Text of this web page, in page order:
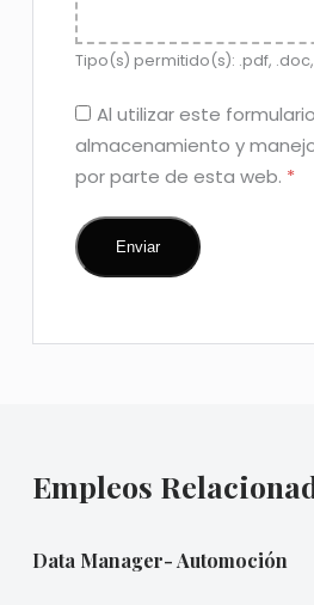
Tipo(s) permitido(s): .pdf,
Al utilizar este
almacenamiento y
por parte de esta web. *
Empleos
Data Manager- Automoción